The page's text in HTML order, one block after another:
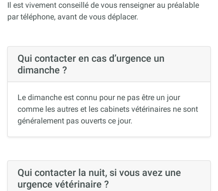
Il est vivement conseillé de vous renseigner au préalable
par téléphone, avant de vous déplacer.
Qui contacter en cas d’urgence un
dimanche ?
Le dimanche est connu pour ne pas être un jour
comme les autres et les cabinets vétérinaires ne sont
généralement pas ouverts ce jour.
Qui contacter la nuit, si vous avez une
urgence vétérinaire ?